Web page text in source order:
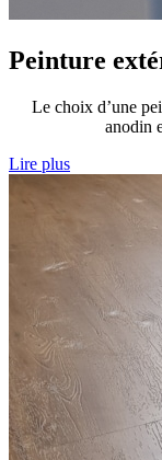
Peinture
Le choix d’une
anodin
Lire plus